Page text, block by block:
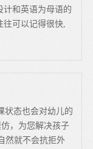
计和英语为母语的
可以记得很快,
状态也会对幼儿的
，为您解决孩子
然就不会抗拒外